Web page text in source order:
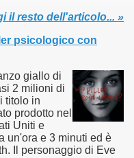
il resto dell'articolo... »
psicologico con
giallo di
2 milioni di
titolo in
prodotto nel
Uniti e
un'ora e 3 minuti ed è
Il personaggio di Eve
radicato nel
di Marcello
Aprile 2013.
quadrilogia di Carlos